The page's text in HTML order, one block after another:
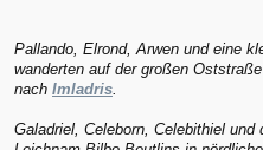
Pallando, Elrond, Arwen und eine
wanderten auf der großen
nach Imladris.
Galadriel, Celeborn, Celebithiel